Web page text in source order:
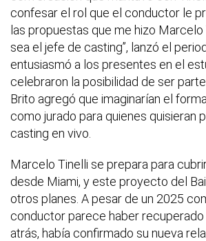
confesar el rol que el conductor le
las propuestas que me hizo
sea el jefe de casting”, lanzó el
entusiasmó a los presentes en el
celebraron la posibilidad de ser
Brito agregó que imaginarían el
como jurado para quienes quisieran
casting en vivo.
Marcelo Tinelli se prepara para
desde Miami, y este proyecto del
otros planes. A pesar de un 2025
conductor parece haber recuperado
atrás, había confirmado su nueva